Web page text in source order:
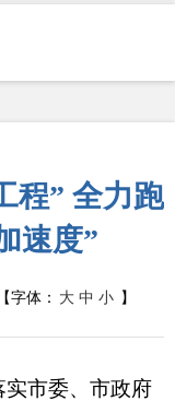
管
用
程” 全力跑
速度”
字体： 大 中 小 】
市委、市政府